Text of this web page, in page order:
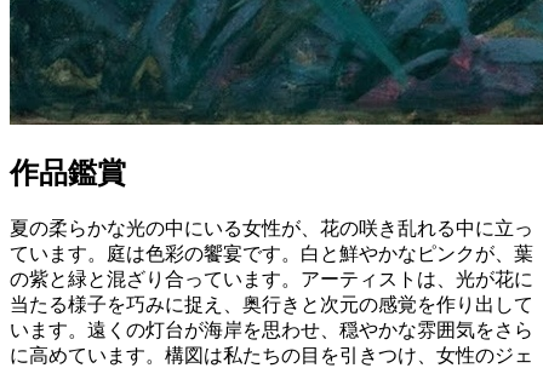
作品鑑賞
夏の柔らかな光の中にいる女性が、花の咲き乱れる中に立っ
ています。庭は色彩の饗宴です。白と鮮やかなピンクが、葉
の紫と緑と混ざり合っています。アーティストは、光が花に
当たる様子を巧みに捉え、奥行きと次元の感覚を作り出して
います。遠くの灯台が海岸を思わせ、穏やかな雰囲気をさら
に高めています。構図は私たちの目を引きつけ、女性のジェ